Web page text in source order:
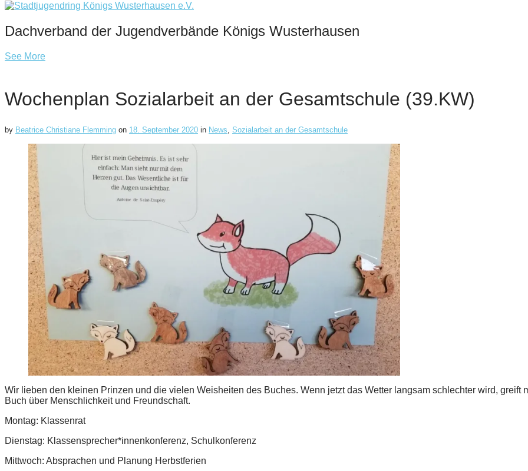
Dachverband der Jugendverbände Königs Wusterhausen
See More
Wochenplan Sozialarbeit an der Gesamtschule (39.KW)
by Beatrice Christiane Flemming on 18. September 2020 in News, Sozialarbeit an der Gesamtschule
Wir lieben den kleinen Prinzen und die vielen Weisheiten des Buches. Wenn jetzt das Wetter langsam schlechter wird, greift
Buch über Menschlichkeit und Freundschaft.
Montag: Klassenrat
Dienstag: Klassensprecher*innenkonferenz, Schulkonferenz
Mittwoch: Absprachen und Planung Herbstferien